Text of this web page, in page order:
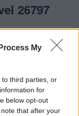
My
third parties, or
for
below opt-out
that after your
26797